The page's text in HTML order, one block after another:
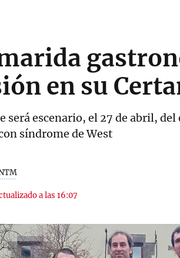
en su
será escenario, el 27 de abril,
síndrome de West
a las 16:07